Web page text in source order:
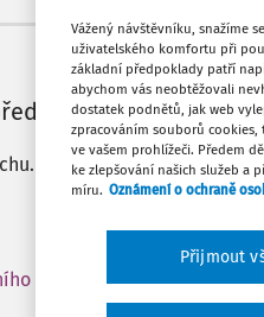
Odemčené
Vážený návštěvníku, snažíme
uživatelského komfortu při
základní předpoklady patří
abychom vás neobtěžovali
dostatek podnětů, jak web
zpracováním souborů
ve vašem prohlížeči. Předem
ke zlepšování našich služeb a
míru. Oznámení o ochraně
Přijmout